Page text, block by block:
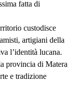
fatta di
custodisce
artigiani della
l’identità lucana.
provincia di Matera
e tradizione